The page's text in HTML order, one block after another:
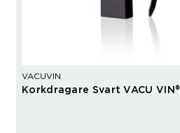
VACUVIN
Korkdragare Svart VACU VIN®